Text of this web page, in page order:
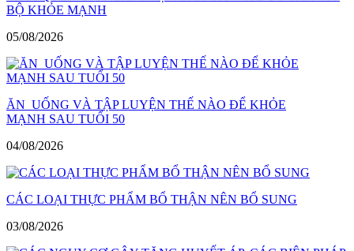
BỘ KHỎE MẠNH
05/08/2026
ĂN UỐNG VÀ TẬP LUYỆN THẾ NÀO ĐỂ KHỎE
MẠNH SAU TUỔI 50
04/08/2026
CÁC LOẠI THỰC PHẨM BỔ THẬN NÊN BỔ SUNG
03/08/2026